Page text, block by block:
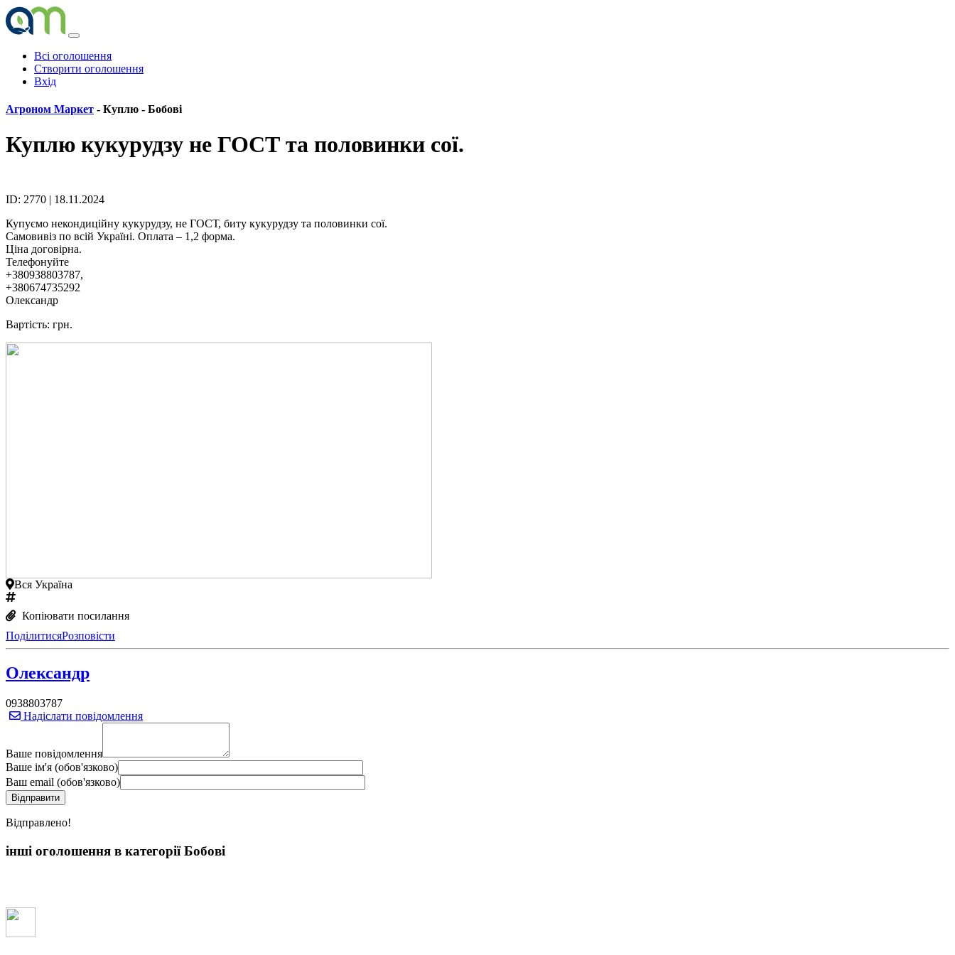
Всі оголошення
Створити оголошення
Вхід
Агроном Маркет - Куплю - Бобові
Куплю кукурудзу не ГОСТ та половинки сої.
ID: 2770 | 18.11.2024
Купуємо некондиційну кукурудзу, не ГОСТ, биту кукурудзу та половинки сої.
Самовивіз по всій Україні. Оплата – 1,2 форма.
Ціна договірна.
Телефонуйте
+380938803787,
+380674735292
Олександр
Вартість: грн.
Вся Україна
Копіювати посилання
ПоділитисяРозповісти
Олександр
0938803787
Надіслати повідомлення
Ваше повідомлення
Ваше ім'я (обов'язково)
Ваш email (обов'язково)
Вiдправлено!
інші оголошення в категорії Бобові